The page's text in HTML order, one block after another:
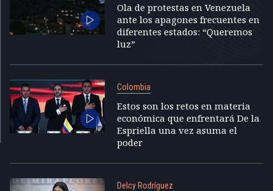
Ola de protestas en Venezuela
ante los apagones frecuentes en
diferentes estados: “Queremos
luz”
Colombia
Estos son los retos en materia
económica que enfrentará De la
Espriella una vez asuma el
poder
Delcy Rodríguez